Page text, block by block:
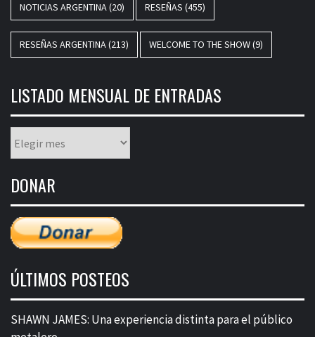
NOTICIAS ARGENTINA(20) RESEÑAS (455)
RESEÑAS ARGENTINA(213) WELCOME TO THE SHOW(9)
LISTADO MENSUAL DE ENTRADAS
mensual
entradas
DONAR
ÚLTIMOS POSTEOS
SHAWN JAMES: Una experiencia distinta para el público